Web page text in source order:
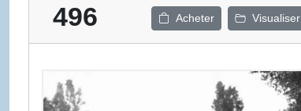
496 Acheter Visualiser